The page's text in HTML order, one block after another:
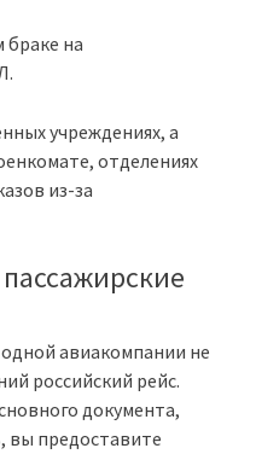
браке на
учреждениях, а
отделениях
из-за
авиакомпании не
российский рейс.
документа,
вы предоставите